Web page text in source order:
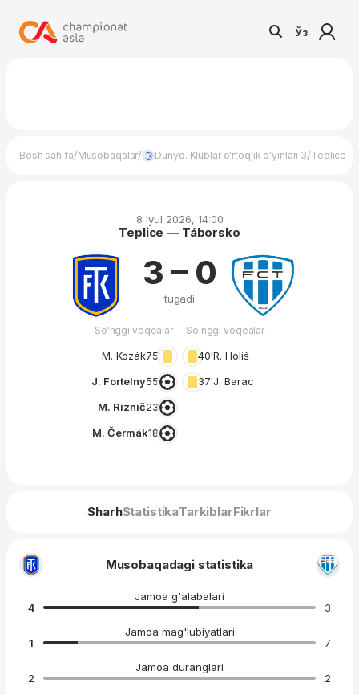
Ўз
Bosh sahifa/Musobaqalar/ Dunyo. Klublar o'rtoqlik o'yinlari 3/Teplice
8 iyul 2026, 14:00
Teplice — Táborsko
So'nggi voqealar
M. Kozák75′
J. Fortelny55′
M. Riznič23′
M. Čermák18′
3 – 0
tugadi
So'nggi voqealar
40′R. Holiš
37′J. Barac
SharhStatistikaTarkiblarFikrlar
Musobaqadagi statistika
Jamoa g'alabalari
4
3
Jamoa mag'lubiyatlari
1
7
Jamoa duranglari
2
2